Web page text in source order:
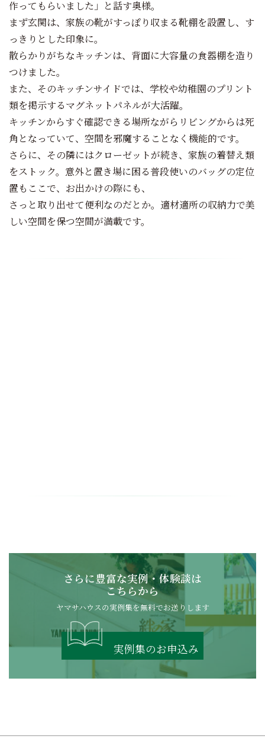
作ってもらいました」と話す奥様。
まず玄関は、家族の靴がすっぽり収まる靴棚を設置し、す
っきりとした印象に。
散らかりがちなキッチンは、背面に大容量の食器棚を造り
つけました。
また、そのキッチンサイドでは、学校や幼稚園のプリント
類を掲示するマグネットパネルが大活躍。
キッチンからすぐ確認できる場所ながらリビングからは死
角となっていて、空間を邪魔することなく機能的です。
さらに、その隣にはクローゼットが続き、家族の着替え類
をストック。意外と置き場に困る普段使いのバッグの定位
置もここで、お出かけの際にも、
さっと取り出せて便利なのだとか。適材適所の収納力で美
しい空間を保つ空間が満載です。
さらに豊富な実例・体験談は
こちらから
ヤマサハウスの実例集を無料でお送りします
実例集のお申込み